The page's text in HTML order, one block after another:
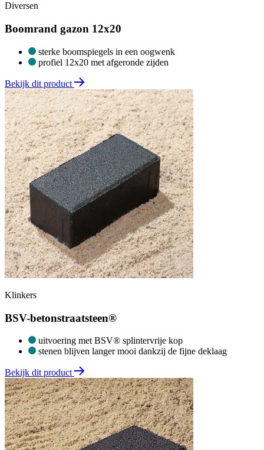
Diversen
Boomrand gazon 12x20
sterke boomspiegels in een oogwenk
profiel 12x20 met afgeronde zijden
Bekijk dit product
Klinkers
BSV-betonstraatsteen®
uitvoering met BSV® splintervrije kop
stenen blijven langer mooi dankzij de fijne deklaag
Bekijk dit product